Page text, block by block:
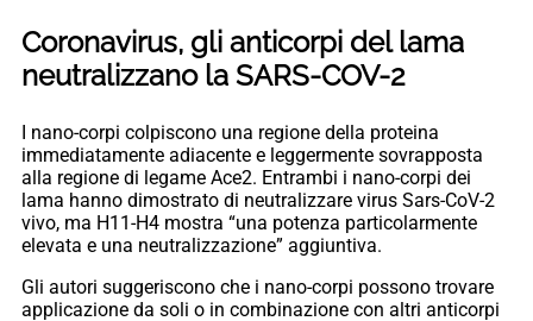
Coronavirus, gli anticorpi del lama
neutralizzano la SARS-COV-2
I nano-corpi colpiscono una regione della proteina
immediatamente adiacente e leggermente sovrapposta
alla regione di legame Ace2. Entrambi i nano-corpi dei
lama hanno dimostrato di neutralizzare virus Sars-CoV-2
vivo, ma H11-H4 mostra “una potenza particolarmente
elevata e una neutralizzazione” aggiuntiva.
Gli autori suggeriscono che i nano-corpi possono trovare
applicazione da soli o in combinazione con altri anticorpi